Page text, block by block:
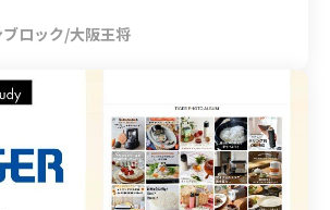
ロック/大阪王将